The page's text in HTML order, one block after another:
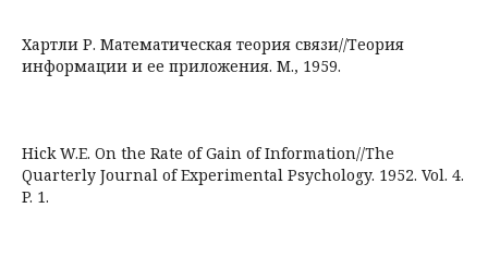
Хартли Р. Математическая теория связи//Теория
информации и ее приложения. М., 1959.
Hick W.E. On the Rate of Gain of Information//The
Quarterly Journal of Experimental Psychology. 1952. Vol. 4.
P. 1.